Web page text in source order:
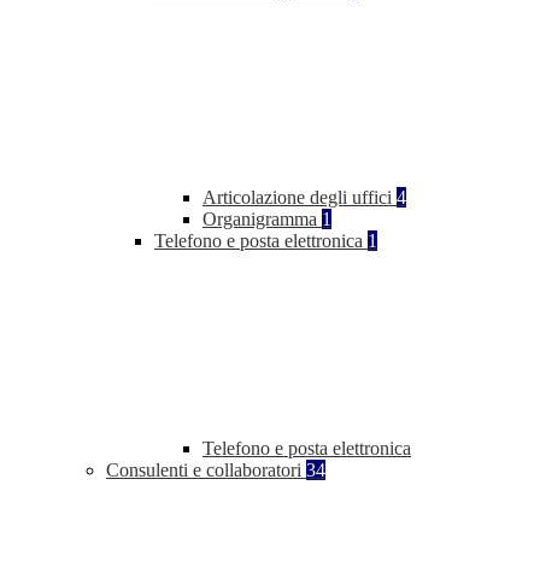
Articolazione degli uffici 4
Organigramma 1
Telefono e posta elettronica 1
Telefono e posta elettronica
Consulenti e collaboratori 34